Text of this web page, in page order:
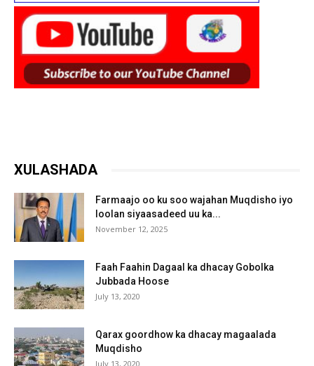
XULASHADA
Farmaajo oo ku soo wajahan Muqdisho iyo
loolan siyaasadeed uu ka...
November 12, 2025
Faah Faahin Dagaal ka dhacay Gobolka
Jubbada Hoose
July 13, 2020
Qarax goordhow ka dhacay magaalada
Muqdisho
July 13, 2020